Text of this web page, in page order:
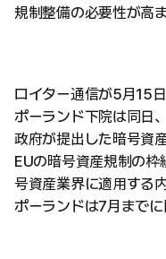
規制整備の必要性が高
ロイター通信が5月15日
ポーランド下院は同日、
政府が提出した暗号資
EUの暗号資産規制の
号資産業界に適用する内
ポーランドは7月までに